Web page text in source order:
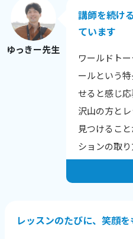
す。
生徒さんの性格や興味のある
興味を持った理由から、その
で、相手を知ることを心が
英語に自信をなくした生徒さ
ン後に安心される様子を見せ
自分の言いたい事を英語で
しいなどの、喜びの報告を
もやりがいを感じます。
ゆっきー先生
講師を続け
ています
ワールドト
ールという
せると感じ応
沢山の方と
見つけるこ
ションの取り
人は自分の
レッスンで
い長所や成
レッスンのたびに、笑顔